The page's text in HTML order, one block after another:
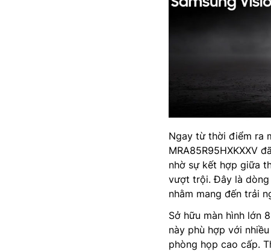
Ngay từ thời điểm ra
MRA85R95HXKXXV
nhờ sự kết hợp giữa
vượt trội. Đây là dòng
nhằm mang đến trải
Sở hữu màn hình lớn
này phù hợp với
phòng họp cao cấp.